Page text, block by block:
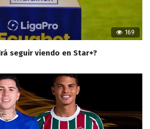
169
seguir viendo en Star+?